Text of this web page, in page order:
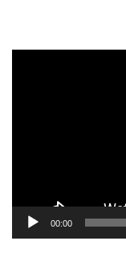
00:00